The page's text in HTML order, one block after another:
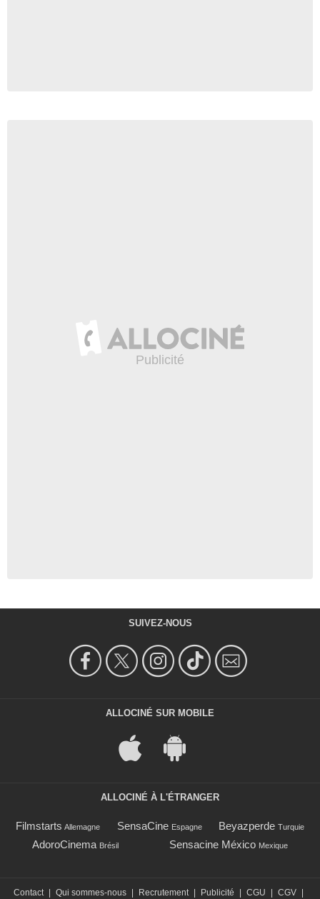
SUIVEZ-NOUS
ALLOCINÉ SUR MOBILE
ALLOCINÉ À L'ÉTRANGER
Filmstarts Allemagne SensaCine Espagne Beyazperde Turquie
AdoroCinema Brésil Sensacine México Mexique
Contact | Qui sommes-nous | Recrutement | Publicité | CGU | CGV |